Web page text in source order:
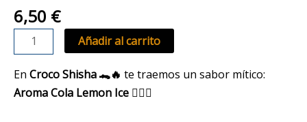
6,50 €
Añadir al carrito
En Croco Shisha 🐊🔥 te traemos un sabor mítico:
Aroma Cola Lemon Ice 😮‍💨💚